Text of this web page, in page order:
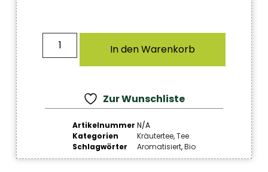
In den Warenkorb
Zur Wunschliste
Artikelnummer N/A
Kategorien
Kräutertee,Tee
Schlagwörter
Aromatisiert,Bio